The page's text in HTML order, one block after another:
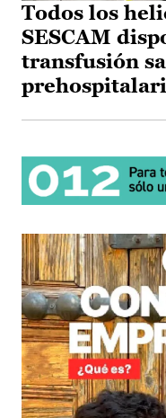
Todos los
SESCAM
transfusión